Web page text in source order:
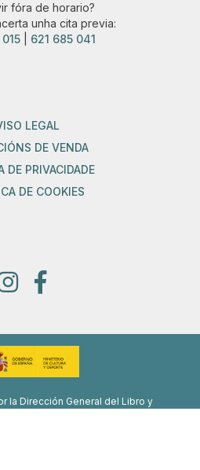
fóra de horario?
unha cita previa:
| 621 685 041
LEGAL
DE VENDA
DE PRIVACIDADE
DE COOKIES
la Dirección General del Libro y